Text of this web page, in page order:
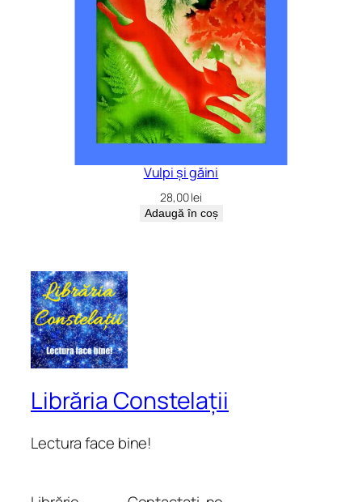
Vulpi și găini
28,00lei
Adaugă în coș
Librăria Constelații
Lectura face bine!